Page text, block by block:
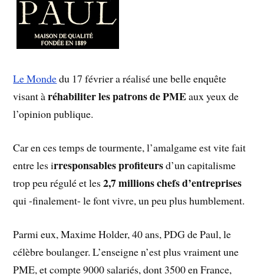
Le Mondedu 17 février a réalisé une belle enquête
visant àréhabiliter les patrons de PMEaux yeux de
l’opinion publique.
Car en ces temps de tourmente, l’amalgame est vite fait
entre les irresponsables profiteursd’un capitalisme
trop peu régulé et les2,7 millions chefs d’entreprises
qui -finalement- le font vivre, un peu plus humblement.
Parmi eux, Maxime Holder, 40 ans, PDG de Paul, le
célèbre boulanger. L’enseigne n’est plus vraiment une
PME, et compte 9000 salariés, dont 3500 en France,